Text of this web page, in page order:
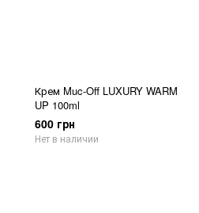
Крем Muc-Off LUXURY WARM
UP 100ml
600 грн
Нет в наличии